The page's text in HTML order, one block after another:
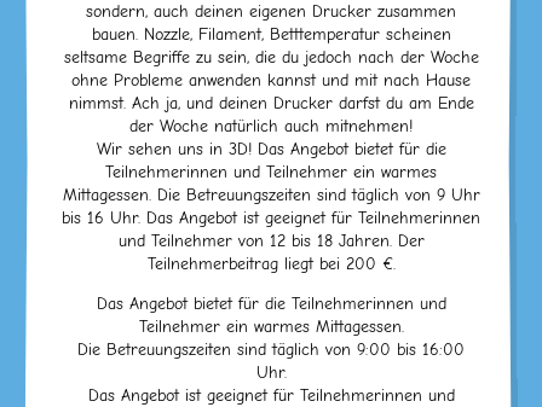
sondern, auch deinen eigenen Drucker zusammen
bauen. Nozzle, Filament, Betttemperatur scheinen
seltsame Begriffe zu sein, die du jedoch nach der Woche
ohne Probleme anwenden kannst und mit nach Hause
nimmst. Ach ja, und deinen Drucker darfst du am Ende
der Woche natürlich auch mitnehmen!
Wir sehen uns in 3D! Das Angebot bietet für die
Teilnehmerinnen und Teilnehmer ein warmes
Mittagessen. Die Betreuungszeiten sind täglich von 9 Uhr
bis 16 Uhr. Das Angebot ist geeignet für Teilnehmerinnen
und Teilnehmer von 12 bis 18 Jahren. Der
Teilnehmerbeitrag liegt bei 200 €.
Das Angebot bietet für die Teilnehmerinnen und
Teilnehmer ein warmes Mittagessen.
Die Betreuungszeiten sind täglich von 9:00 bis 16:00
Uhr.
Das Angebot ist geeignet für Teilnehmerinnen und